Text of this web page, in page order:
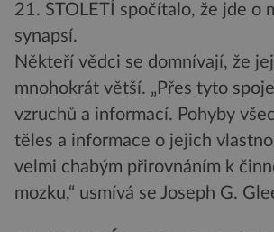
21. STOLETÍ spočítalo, že jde o
synapsí.
Někteří vědci se domnívají, že
mnohokrát větší. „Přes tyto
vzruchů a informací. Pohyby
těles a informace o jejich
velmi chabým přirovnáním k
mozku,“ usmívá se Joseph G.